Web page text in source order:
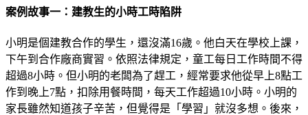
案例故事一：建教生的小時工時陷阱
小明是個建教合作的學生，還沒滿16歲。他白天在學校上課，
下午到合作廠商實習。依照法律規定，童工每日工作時間不得
超過8小時。但小明的老闆為了趕工，經常要求他從早上8點工
作到晚上7點，扣除用餐時間，每天工作超過10小時。小明的
家長雖然知道孩子辛苦，但覺得是「學習」就沒多想。後來，